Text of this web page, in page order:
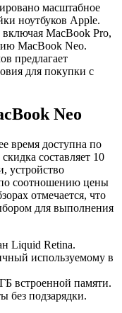
масштабное
ноутбуков Apple.
MacBook Pro,
MacBook Neo.
предлагает
для покупки с
Neo
время доступна по
составляет 10
устройство
соотношению цены
отмечается, что
для выполнения
Liquid Retina.
используемому в
встроенной памяти.
без подзарядки.